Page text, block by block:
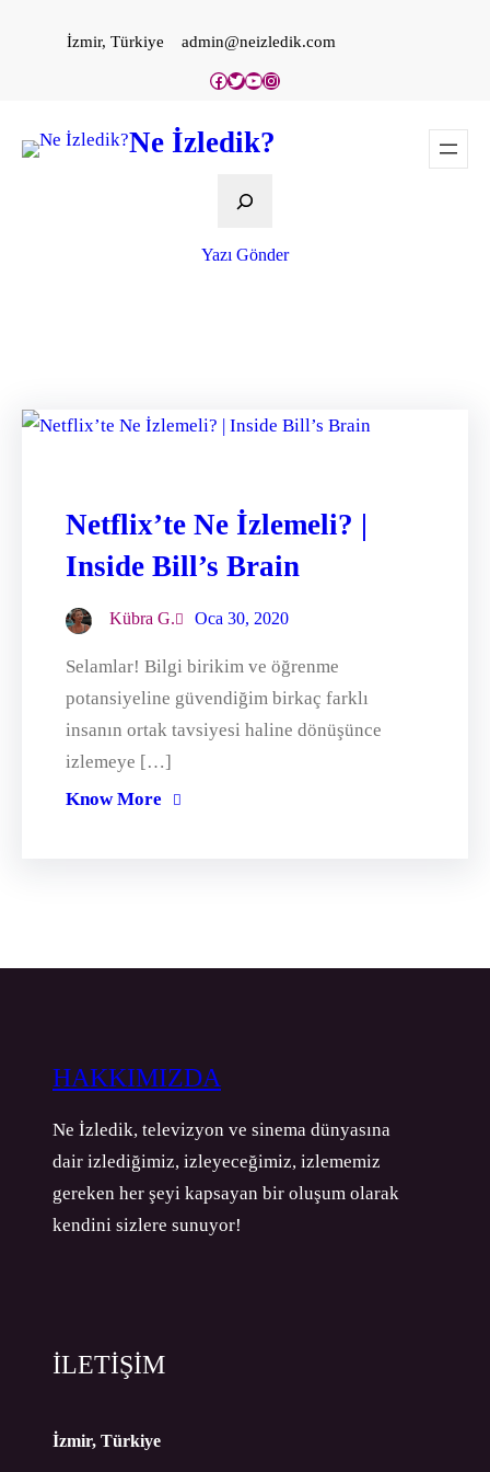
İzmir, Türkiye admin@neizledik.com
Facebook
Twitter
YouTube
Instagram
Ne İzledik?
Ara
Yazı Gönder
Netflix’te Ne İzlemeli? |
Inside Bill’s Brain
Kübra G. Oca 30, 2020
Selamlar! Bilgi birikim ve öğrenme
potansiyeline güvendiğim birkaç farklı
insanın ortak tavsiyesi haline dönüşünce
izlemeye […]
Know More
HAKKIMIZDA
Ne İzledik, televizyon ve sinema dünyasına
dair izlediğimiz, izleyeceğimiz, izlememiz
gereken her şeyi kapsayan bir oluşum olarak
kendini sizlere sunuyor!
İLETİŞİM
İzmir, Türkiye